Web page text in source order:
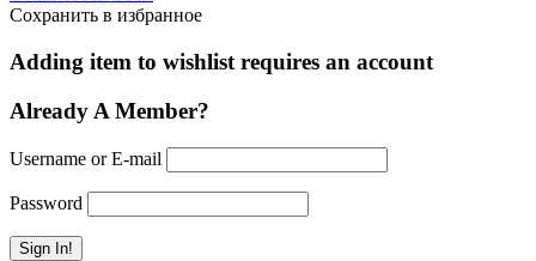
Сохранить в избранное
Adding item to wishlist requires an account
Already A Member?
Username or E-mail
Password